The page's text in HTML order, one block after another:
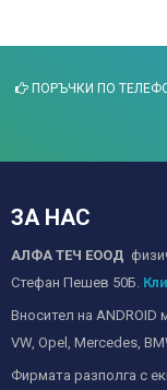
ПОРЪЧКИ ПО
ЗА НАС
АЛФА ТЕЧ ЕООД
Стефан Пешев 50Б.
Вносител на ANDROID
VW, Opel, Mercedes,
Фирмата разполга с